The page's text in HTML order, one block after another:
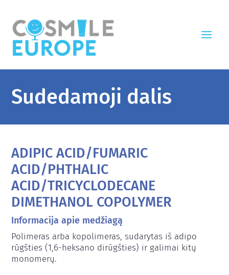
Sudedamoji dalis
ADIPIC ACID/FUMARIC
ACID/PHTHALIC
ACID/TRICYCLODECANE
DIMETHANOL COPOLYMER
Informacija apie medžiagą
Polimeras arba kopolimeras, sudarytas iš adipo
rūgšties (1,6-heksano dirūgšties) ir galimai kitų
monomerų.